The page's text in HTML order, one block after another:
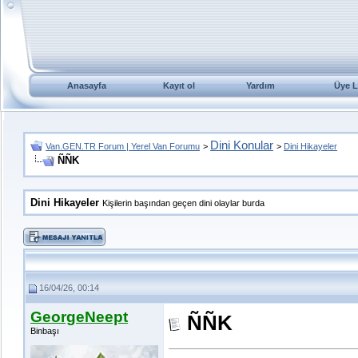
Anasayfa Kayıt ol Yardım Üye
Van.GEN.TR Forum | Yerel Van Forumu > Dini Konular > Dini Hikayeler
ÑÑK
Dini Hikayeler Kişilerin başından geçen dini olaylar burda
16/04/26, 00:14
GeorgeNeept
Binbaşı ÑÑK